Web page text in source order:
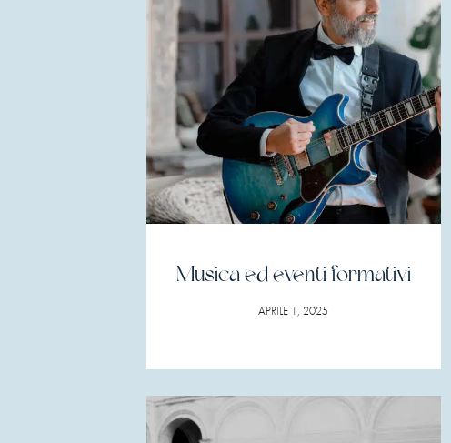
Musica ed eventi formativi
APRILE 1, 2025